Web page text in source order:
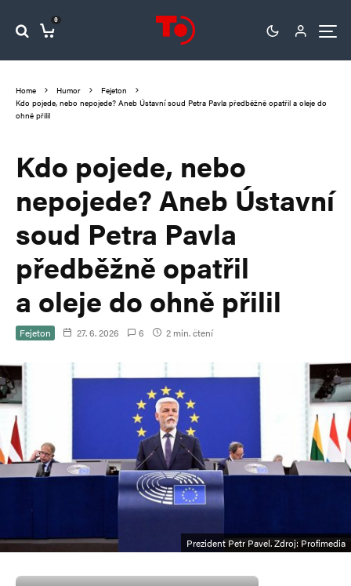
0
Home Humor
Fejeton
Kdo pojede, nebo nepojede? Aneb Ústavní soud Petra Pavla předběžně opatřil a oleje do
ohně přilil
Kdo pojede, nebo
nepojede? Aneb Ústavní
soud Petra Pavla
předběžně opatřil
a oleje do ohně přilil
Fejeton 27. 6. 2026 6 2 min. čtení
Prezident Petr Pavel. Zdroj: Profimedia